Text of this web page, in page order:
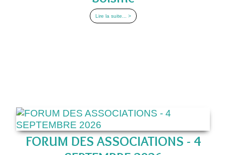
Lire la suite... >
FORUM DES ASSOCIATIONS - 4